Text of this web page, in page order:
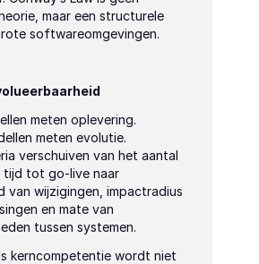
maar een structurele
softwareomgevingen.
meten oplevering.
meten evolutie.
verschuiven van het aantal
tot go-live naar
van wijzigingen, impactradius
en mate van
tussen systemen.
kerncompetentie wordt niet